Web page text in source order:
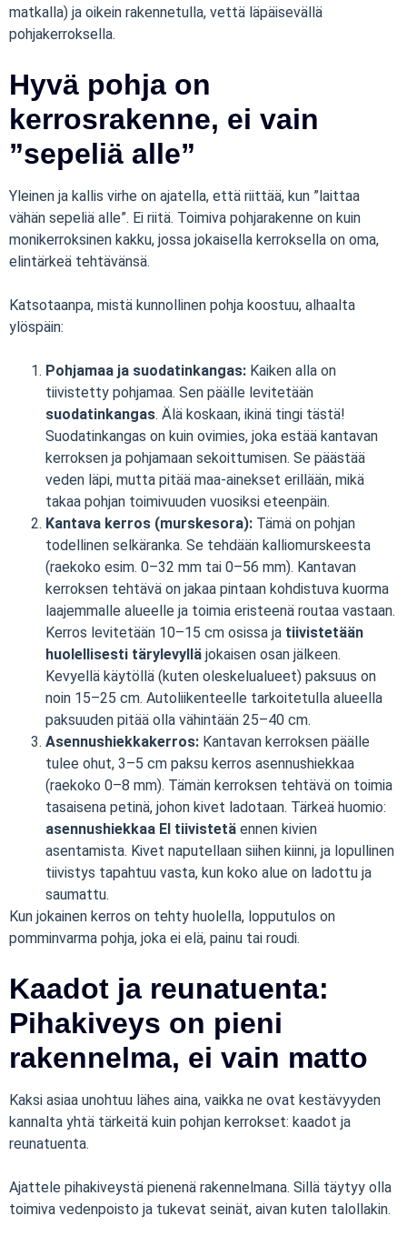
matkalla) ja oikein rakennetulla, vettä läpäisevällä
pohjakerroksella.
Hyvä pohja on
kerrosrakenne, ei vain
”sepeliä alle”
Yleinen ja kallis virhe on ajatella, että riittää, kun ”laittaa
vähän sepeliä alle”. Ei riitä. Toimiva pohjarakenne on kuin
monikerroksinen kakku, jossa jokaisella kerroksella on oma,
elintärkeä tehtävänsä.
Katsotaanpa, mistä kunnollinen pohja koostuu, alhaalta
ylöspäin:
Pohjamaa ja suodatinkangas: Kaiken alla on
tiivistetty pohjamaa. Sen päälle levitetään
suodatinkangas. Älä koskaan, ikinä tingi tästä!
Suodatinkangas on kuin ovimies, joka estää kantavan
kerroksen ja pohjamaan sekoittumisen. Se päästää
veden läpi, mutta pitää maa-ainekset erillään, mikä
takaa pohjan toimivuuden vuosiksi eteenpäin.
Kantava kerros (murskesora): Tämä on pohjan
todellinen selkäranka. Se tehdään kalliomurskeesta
(raekoko esim. 0–32 mm tai 0–56 mm). Kantavan
kerroksen tehtävä on jakaa pintaan kohdistuva kuorma
laajemmalle alueelle ja toimia eristeenä routaa vastaan.
Kerros levitetään 10–15 cm osissa ja tiivistetään
huolellisesti tärylevyllä jokaisen osan jälkeen.
Kevyellä käytöllä (kuten oleskelualueet) paksuus on
noin 15–25 cm. Autoliikenteelle tarkoitetulla alueella
paksuuden pitää olla vähintään 25–40 cm.
Asennushiekkakerros: Kantavan kerroksen päälle
tulee ohut, 3–5 cm paksu kerros asennushiekkaa
(raekoko 0–8 mm). Tämän kerroksen tehtävä on toimia
tasaisena petinä, johon kivet ladotaan. Tärkeä huomio:
asennushiekkaa EI tiivistetä ennen kivien
asentamista. Kivet naputellaan siihen kiinni, ja lopullinen
tiivistys tapahtuu vasta, kun koko alue on ladottu ja
saumattu.
Kun jokainen kerros on tehty huolella, lopputulos on
pomminvarma pohja, joka ei elä, painu tai roudi.
Kaadot ja reunatuenta:
Pihakiveys on pieni
rakennelma, ei vain matto
Kaksi asiaa unohtuu lähes aina, vaikka ne ovat kestävyyden
kannalta yhtä tärkeitä kuin pohjan kerrokset: kaadot ja
reunatuenta.
Ajattele pihakiveystä pienenä rakennelmana. Sillä täytyy olla
toimiva vedenpoisto ja tukevat seinät, aivan kuten talollakin.